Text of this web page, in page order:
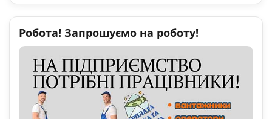
Робота! Запрошуємо на роботу!